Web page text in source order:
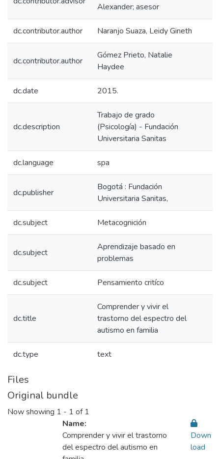
Alexander; asesor
dc.contributor.author Naranjo Suaza, Leidy Gineth
dc.contributor.author
Gómez Prieto, Natalie
Haydee
dc.date 2015.
dc.description
Trabajo de grado
(Psicología) - Fundación
Universitaria Sanitas
dc.language spa
dc.publisher
Bogotá : Fundación
Universitaria Sanitas,
dc.subject Metacognición
dc.subject
Aprendizaje basado en
problemas
dc.subject Pensamiento critíco
dc.title
Comprender y vivir el
trastorno del espectro del
autismo en familia
dc.type text
Files
Original bundle
Now showing 1 - 1 of 1
Name:
Comprender y vivir el trastorno
del espectro del autismo en
Down
load